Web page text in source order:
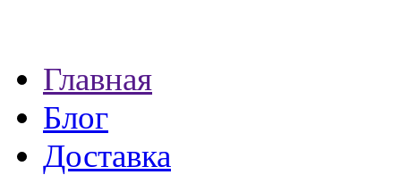
Главная
Блог
Доставка